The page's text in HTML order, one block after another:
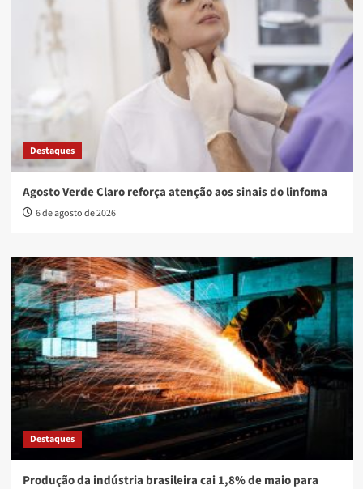
Destaques
Agosto Verde Claro reforça atenção aos sinais do linfoma
6 de agosto de 2026
Destaques
Produção da indústria brasileira cai 1,8% de maio para